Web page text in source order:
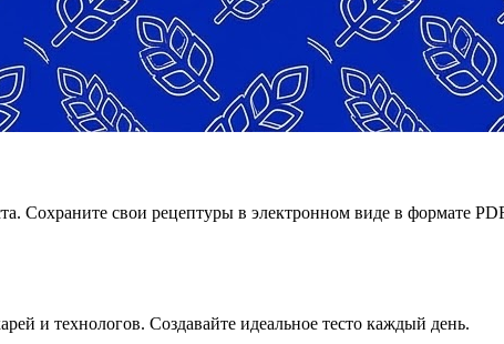
Сохраните свои рецептуры в электронном виде в формате PDF.
и технологов. Создавайте идеальное тесто каждый день.